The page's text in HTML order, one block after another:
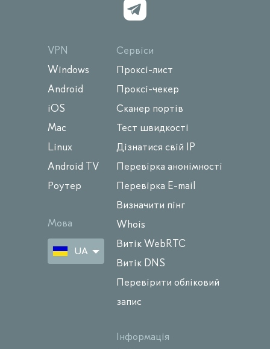
VPN
Windows
Android
iOS
Mac
Linux
Android TV
Роутер
Мова
UA
Сервіси
Проксі-лист
Проксі-чекер
Сканер портів
Тест швидкості
Дізнатися свій IP
Перевірка анонімності
Перевірка E-mail
Визначити пінг
Whois
Витік WebRTC
Витік DNS
Перевірити обліковий
запис
Інформація